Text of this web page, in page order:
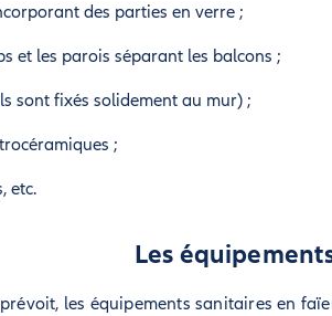
des parties en verre ;
et les parois séparant les balcons ;
sont fixés solidement au mur) ;
;
etc.
Les
les équipements sanitaires en